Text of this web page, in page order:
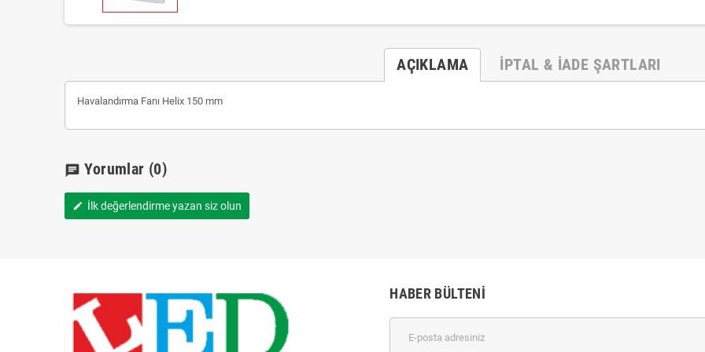
AÇIKLAMA İPTAL & İADE ŞARTLARI
Havalandırma Fanı Helix 150 mm
chat Yorumlar (0)
edit İlk değerlendirme yazan siz olun
HABER BÜLTENI